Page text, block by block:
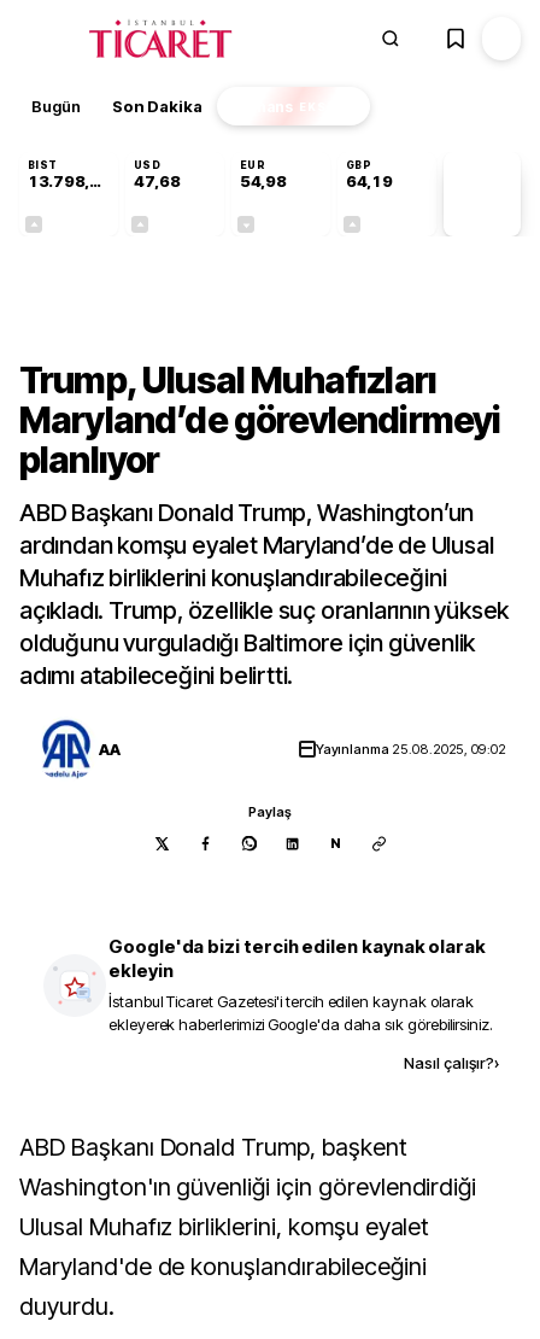
Bugün Son Dakika Finans EKSTRA
BIST
13.798,82
USD
47,68
EUR
54,98
GBP
64,19
Trump, Ulusal Muhafızları
Maryland’de görevlendirmeyi
planlıyor
ABD Başkanı Donald Trump, Washington’un
ardından komşu eyalet Maryland’de de Ulusal
Muhafız birliklerini konuşlandırabileceğini
açıkladı. Trump, özellikle suç oranlarının yüksek
olduğunu vurguladığı Baltimore için güvenlik
adımı atabileceğini belirtti.
AA Yayınlanma 25.08.2025, 09:02
Paylaş
N
Google'da bizi tercih edilen kaynak olarak
ekleyin
İstanbul Ticaret Gazetesi'i tercih edilen kaynak olarak
ekleyerek haberlerimizi Google'da daha sık görebilirsiniz.
Nasıl çalışır?›
ABD Başkanı Donald Trump, başkent
Washington'ın güvenliği için görevlendirdiği
Ulusal Muhafız birliklerini, komşu eyalet
Maryland'de de konuşlandırabileceğini
duyurdu.